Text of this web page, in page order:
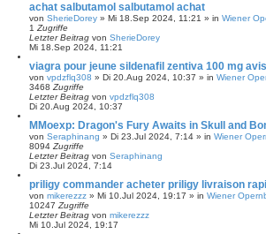
S
achat salbutamol salbutamol achat
von SherieDorey » Mi 18.Sep 2024, 11:21 » in Wiener
1 Zugriffe
Letzter Beitrag von SherieDorey
Mi 18.Sep 2024, 11:21
viagra pour jeune sildenafil zentiva 100 mg avis
von vpdzflq308 » Di 20.Aug 2024, 10:37 » in Wiener
3468 Zugriffe
Letzter Beitrag von vpdzflq308
Di 20.Aug 2024, 10:37
MMoexp: Dragon's Fury Awaits in Skull and
von Seraphinang » Di 23.Jul 2024, 7:14 » in Wiener
8094 Zugriffe
Letzter Beitrag von Seraphinang
Di 23.Jul 2024, 7:14
priligy commander acheter priligy livraison
von mikerezzz » Mi 10.Jul 2024, 19:17 » in Wiener
10247 Zugriffe
Letzter Beitrag von mikerezzz
Mi 10.Jul 2024, 19:17